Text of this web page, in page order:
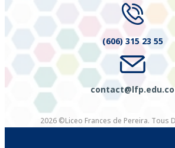
(606) 315 23 55
contact@lfp.edu.co
2026 ©Liceo Frances de Pereira. Tous